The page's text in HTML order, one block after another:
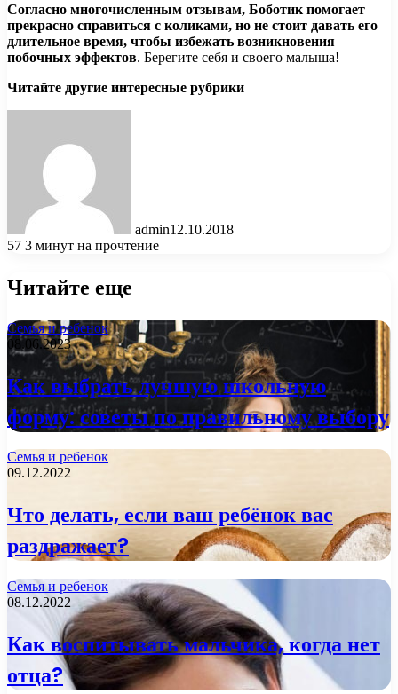
Согласно многочисленным отзывам, Боботик помогает
прекрасно справиться с коликами, но не стоит давать его
длительное время, чтобы избежать возникновения
побочных эффектов. Берегите себя и своего малыша!
Читайте другие интересные рубрики
admin12.10.2018
57 3 минут на прочтение
Читайте еще
Семья и ребенок
08.06.2023
Как выбрать лучшую школьную
форму: советы по правильному выбору
Семья и ребенок
09.12.2022
Что делать, если ваш ребёнок вас
раздражает?
Семья и ребенок
08.12.2022
Как воспитывать мальчика, когда нет
отца?